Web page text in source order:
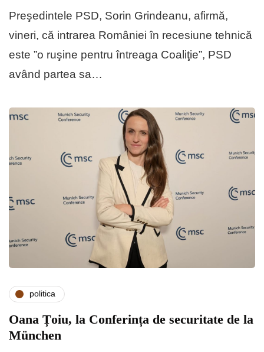
Preşedintele PSD, Sorin Grindeanu, afirmă,
vineri, că intrarea României în recesiune tehnică
este ”o ruşine pentru întreaga Coaliţie”, PSD
având partea sa…
politica
Oana Țoiu, la Conferința de securitate de la
München